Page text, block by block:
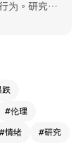
为。研究表
型在面临被
，激活“冷
绪机制源自
跌
#伦理
#情绪 #研究